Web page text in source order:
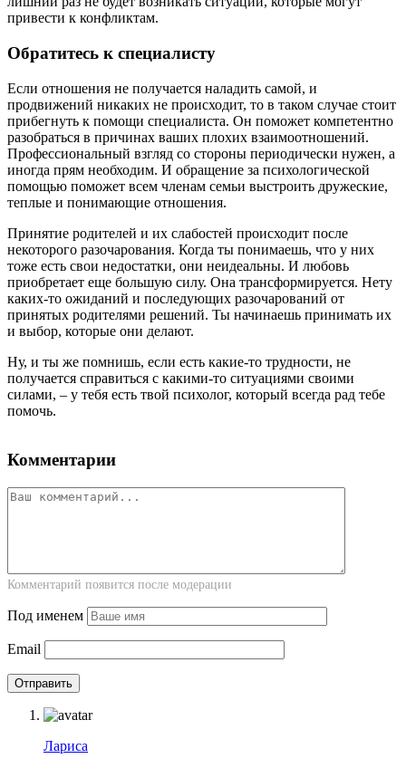
привести к конфликтам.
Обратитесь к специалисту
Если отношения не получается наладить самой, и
продвижений никаких не происходит, то в таком случае стоит
прибегнуть к помощи специалиста. Он поможет компетентно
разобраться в причинах ваших плохих взаимоотношений.
Профессиональный взгляд со стороны периодически нужен, а
иногда прям необходим. И обращение за психологической
помощью поможет всем членам семьи выстроить дружеские,
теплые и понимающие отношения.
Принятие родителей и их слабостей происходит после
некоторого разочарования. Когда ты понимаешь, что у них
тоже есть свои недостатки, они неидеальны. И любовь
приобретает еще большую силу. Она трансформируется. Нету
каких-то ожиданий и последующих разочарований от
принятых родителями решений. Ты начинаешь принимать их
и выбор, которые они делают.
Ну, и ты же помнишь, если есть какие-то трудности, не
получается справиться с какими-то ситуациями своими
силами, – у тебя есть твой психолог, который всегда рад тебе
помочь.
Комментарии
Комментарий появится после модерации
Под именем
Email
Лариса